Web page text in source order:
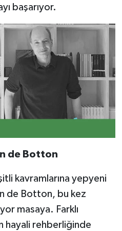
başarıyor.
de Botton
kavramlarına yepyeni
de Botton, bu kez
masaya. Farklı
hayali rehberliğinde